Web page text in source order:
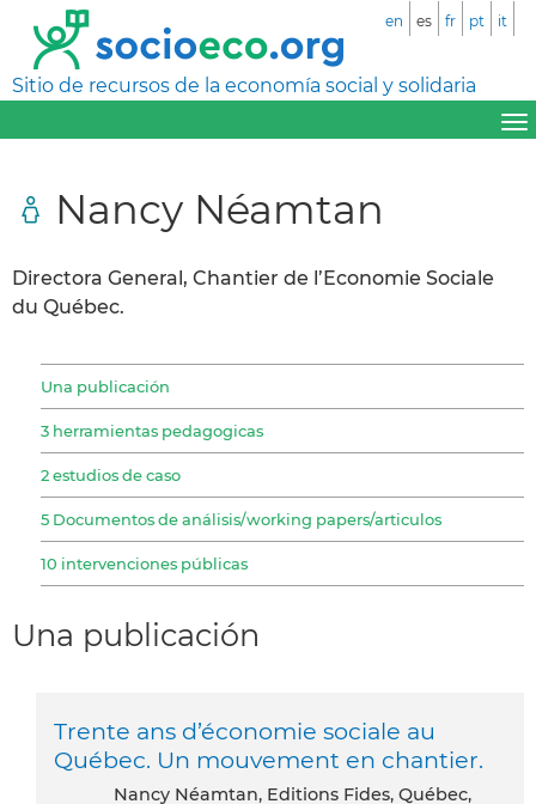
Sitio de recursos de la economía social y solidaria
en es fr pt it
Nancy Néamtan
Directora General, Chantier de l’Economie Sociale
du Québec.
Una publicación
3 herramientas pedagogicas
2 estudios de caso
5 Documentos de análisis/working papers/articulos
10 intervenciones públicas
Una publicación
Trente ans d’économie sociale au
Québec. Un mouvement en chantier.
Nancy Néamtan, Editions Fides, Québec,